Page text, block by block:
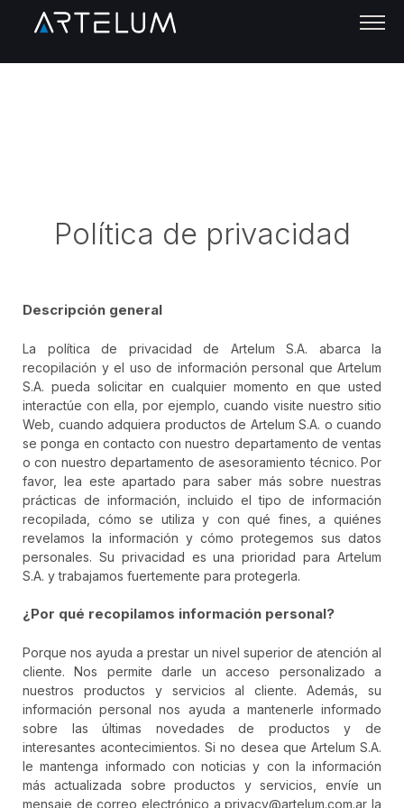
Política de privacidad
Descripción general
La política de privacidad de Artelum S.A. abarca la
recopilación y el uso de información personal que Artelum
S.A. pueda solicitar en cualquier momento en que usted
interactúe con ella, por ejemplo, cuando visite nuestro sitio
Web, cuando adquiera productos de Artelum S.A. o cuando
se ponga en contacto con nuestro departamento de ventas
o con nuestro departamento de asesoramiento técnico. Por
favor, lea este apartado para saber más sobre nuestras
prácticas de información, incluido el tipo de información
recopilada, cómo se utiliza y con qué fines, a quiénes
revelamos la información y cómo protegemos sus datos
personales. Su privacidad es una prioridad para Artelum
S.A. y trabajamos fuertemente para protegerla.
¿Por qué recopilamos información personal?
Porque nos ayuda a prestar un nivel superior de atención al
cliente. Nos permite darle un acceso personalizado a
nuestros productos y servicios al cliente. Además, su
información personal nos ayuda a mantenerle informado
sobre las últimas novedades de productos y de
interesantes acontecimientos. Si no desea que Artelum S.A.
le mantenga informado con noticias y con la información
más actualizada sobre productos y servicios, envíe un
mensaje de correo electrónico a privacy@artelum.com.ar la